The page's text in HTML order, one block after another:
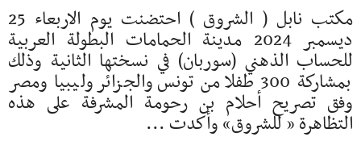
مكتب نابل ( الشروق ) احتضنت يوم الاربعاء 25
ديسمبر 2024 مدينة الحمامات البطولة العربية
للحساب الذهني (سوربان) في نسختها الثانية وذلك
بمشاركة 300 طفلا من تونس والجزائر وليبيا ومصر
وفق تصريح أحلام بن رحومة المشرفة على هذه
التظاهرة « للشروق» وأكدت ...